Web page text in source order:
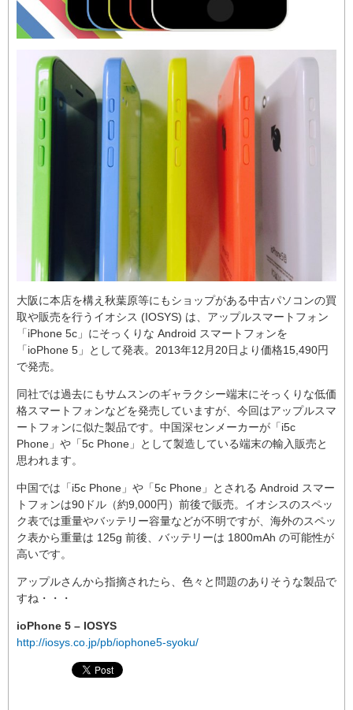
大阪に本店を構え秋葉原等にもショップがある中古パソコンの買
取や販売を行うイオシス (IOSYS) は、アップルスマートフォン
「iPhone 5c」にそっくりな Android スマートフォンを
「ioPhone 5」として発表。2013年12月20日より価格15,490円
で発売。
同社では過去にもサムスンのギャラクシー端末にそっくりな低価
格スマートフォンなどを発売していますが、今回はアップルスマ
ートフォンに似た製品です。中国深センメーカーが「i5c
Phone」や「5c Phone」として製造している端末の輸入販売と
思われます。
中国では「i5c Phone」や「5c Phone」とされる Android スマー
トフォンは90ドル（約9,000円）前後で販売。イオシスのスペッ
ク表では重量やバッテリー容量などが不明ですが、海外のスペッ
ク表から重量は 125g 前後、バッテリーは 1800mAh の可能性が
高いです。
アップルさんから指摘されたら、色々と問題のありそうな製品で
すね・・・
ioPhone 5 – IOSYS
http://iosys.co.jp/pb/iophone5-syoku/